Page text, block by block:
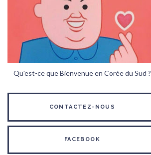
Qu'est-ce que Bienvenue en Corée du Sud ?
CONTACTEZ-NOUS
FACEBOOK